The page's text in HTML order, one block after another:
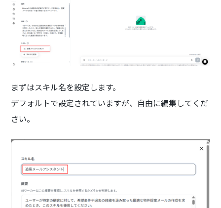
まずはスキル名を設定します。
デフォルトで設定されていますが、自由に編集してくだ
さい。